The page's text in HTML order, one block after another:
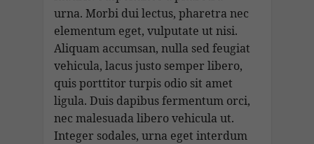
k p at
n
k
di
urna. Morbi dui lectus, pharetra nec
elementum eget, vulputate ut nisi.
Aliquam accumsan, nulla sed feugiat
vehicula, lacus justo semper libero,
quis porttitor turpis odio sit amet
ligula. Duis dapibus fermentum orci,
nec malesuada libero vehicula ut.
Integer sodales, urna eget interdum